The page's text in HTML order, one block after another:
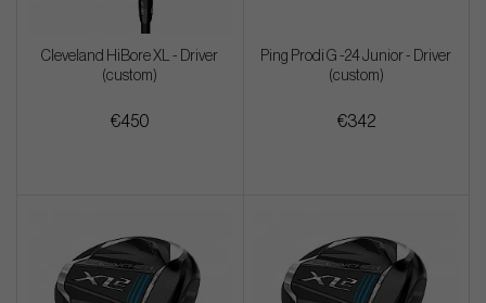
Cleveland HiBore XL - Driver
(custom)
€450
Ping Prodi G -24 Junior - Driver
(custom)
€342